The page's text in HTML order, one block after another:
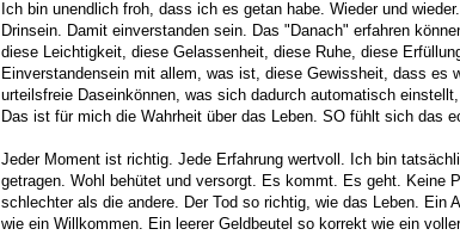
Ich bin unendlich froh, dass ich es getan habe. Wieder und
Drinsein. Damit einverstanden sein. Das "Danach" erfahren
diese Leichtigkeit, diese Gelassenheit, diese Ruhe, diese
Einverstandensein mit allem, was ist, diese Gewissheit, dass es
urteilsfreie Daseinkönnen, was sich dadurch automatisch
Das ist für mich die Wahrheit über das Leben. SO fühlt sich das
Jeder Moment ist richtig. Jede Erfahrung wertvoll. Ich bin
getragen. Wohl behütet und versorgt. Es kommt. Es geht. Keine
schlechter als die andere. Der Tod so richtig, wie das Leben. Ein
wie ein Willkommen. Ein leerer Geldbeutel so korrekt wie ein